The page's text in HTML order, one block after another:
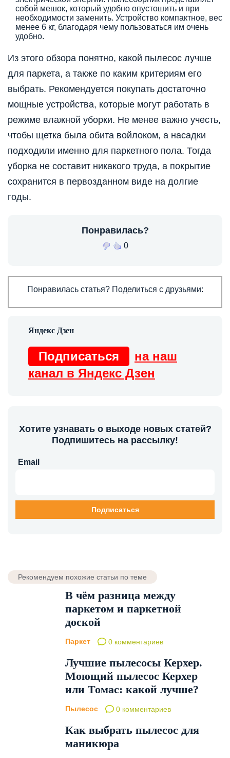
собой мешок, который удобно опустошить и при
необходимости заменить. Устройство компактное, вес
менее 6 кг, благодаря чему пользоваться им очень
удобно.
Из этого обзора понятно, какой пылесос лучше
для паркета, а также по каким критериям его
выбрать. Рекомендуется покупать достаточно
мощные устройства, которые могут работать в
режиме влажной уборки. Не менее важно учесть,
чтобы щетка была обита войлоком, а насадки
подходили именно для паркетного пола. Тогда
уборка не составит никакого труда, а покрытие
сохранится в первозданном виде на долгие
годы.
Понравилась?
0
Понравилась статья? Поделиться с друзьями:
Подписаться
на наш
канал в Яндекс Дзен
Хотите узнавать о выходе новых статей?
Подпишитесь на рассылку!
Email
Рекомендуем похожие статьи по теме
В чём разница между
паркетом и паркетной
доской
Паркет 0 комментариев
Лучшие пылесосы Керхер.
Моющий пылесос Керхер
или Томас: какой лучше?
Пылесос 0 комментариев
Как выбрать пылесос для
маникюра